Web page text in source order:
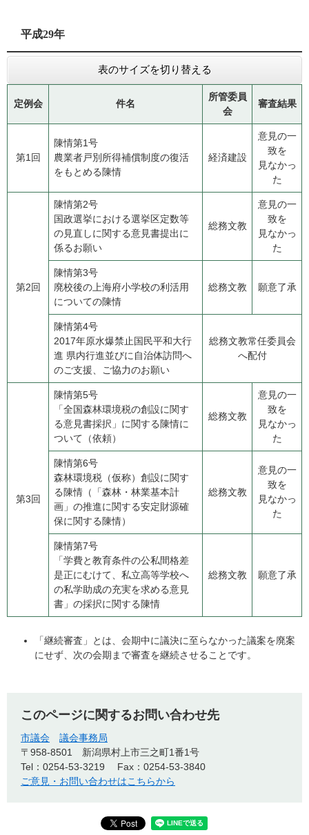
平成29年
表のサイズを切り替える
定例会 件名
所管委員
会
審査結果
第1回
陳情第1号
​農業者戸別所得補償制度の復活
をもとめる陳情
経済建設
意見の一
致を
見なかっ
た
第2回
陳情第2号
​国政選挙における選挙区定数等
の見直しに関する意見書提出に
係るお願い
総務文教
意見の一
致を
見なかっ
た
陳情第3号
​廃校後の上海府小学校の利活用
についての陳情
総務文教 願意了承
陳情第4号
​2017年原水爆禁止国民平和大行
進 県内行進並びに自治体訪問へ
のご支援、ご協力のお願い
総務文教常任委員会
へ配付
第3回
陳情第5号
​「全国森林環境税の創設に関す
る意見書採択」に関する陳情に
ついて（依頼）
総務文教
意見の一
致を
見なかっ
た
陳情第6号
​森林環境税（仮称）創設に関す
る陳情（「森林・林業基本計
画」の推進に関する安定財源確
保に関する陳情）
総務文教
意見の一
致を
見なかっ
た
陳情第7号
​「学費と教育条件の公私間格差
是正にむけて、私立高等学校へ
の私学助成の充実を求める意見
書」の採択に関する陳情
総務文教 願意了承
「継続審査」とは、会期中に議決に至らなかった議案を廃案
にせず、次の会期まで審査を継続させることです。
このページに関するお問い合わせ先
市議会
議会事務局
〒958-8501
新潟県村上市三之町1番1号
Tel：0254-53-3219
Fax：0254-53-3840
ご意見・お問い合わせはこちらから